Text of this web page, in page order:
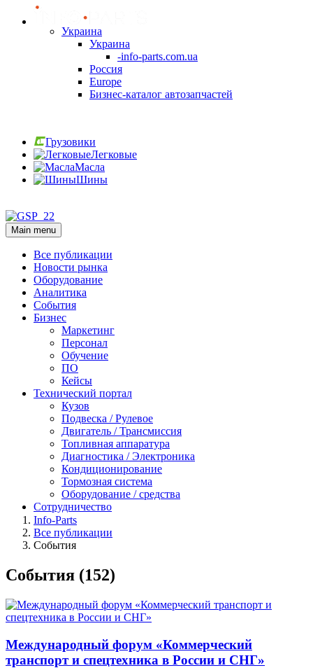
Украина
Украина
-info-parts.com.ua
Россия
Europe
Бизнес-каталог автозапчастей
Грузовики
Легковые
Масла
Шины
Main menu
Все публикации
Новости рынка
Оборудование
Аналитика
События
Бизнес
Маркетинг
Персонал
Обучение
ПО
Кейсы
Технический портал
Кузов
Подвеска / Рулевое
Двигатель / Трансмиссия
Топливная аппаратура
Диагностика / Электроника
Кондиционирование
Тормозная система
Оборудование / средства
Сотрудничество
Info-Parts
Все публикации
События
События (152)
Международный форум «Коммерческий
транспорт и спецтехника в России и СНГ»